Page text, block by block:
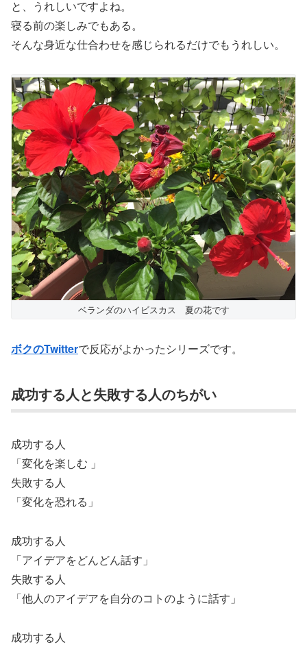
と、うれしいですよね。
寝る前の楽しみでもある。
そんな身近な仕合わせを感じられるだけでもうれしい。
ベランダのハイビスカス 夏の花です
ボクのTwitterで反応がよかったシリーズです。
成功する人と失敗する人のちがい
成功する人
「変化を楽しむ 」
失敗する人
「変化を恐れる」
成功する人
「アイデアをどんどん話す」
失敗する人
「他人のアイデアを自分のコトのように話す」
成功する人